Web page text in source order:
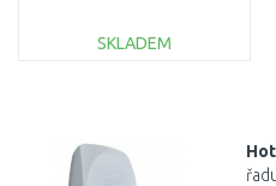
SKLADEM